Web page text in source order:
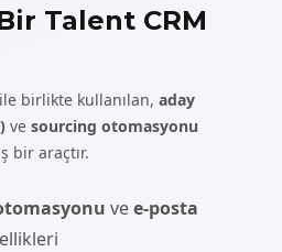
Talent CRM
birlikte kullanılan, aday
ve sourcing otomasyonu
bir araçtır.
vee-posta